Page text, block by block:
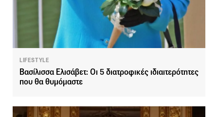
LIFESTYLE
Βασίλισσα Ελισάβετ: Οι 5 διατροφικές ιδιαιτερότητες
που θα θυμόμαστε